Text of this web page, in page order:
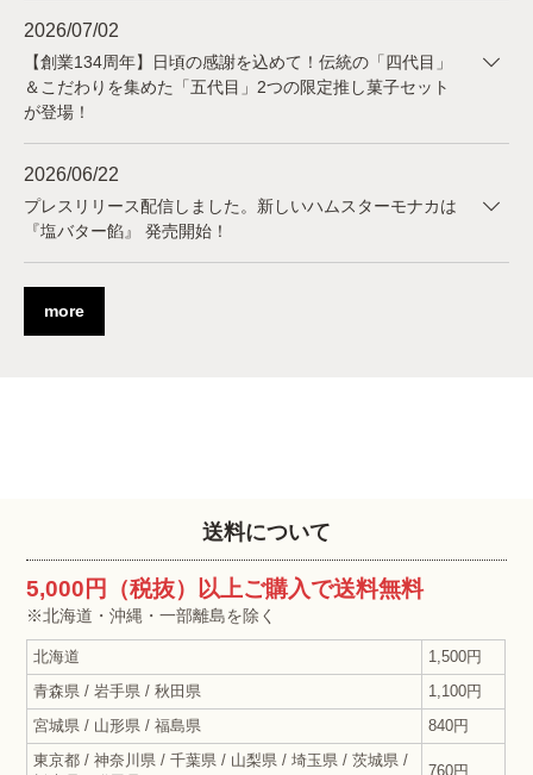
2026/07/02
【創業134周年】日頃の感謝を込めて！伝統の「四代目」
＆こだわりを集めた「五代目」2つの限定推し菓子セット
が登場！
2026/06/22
プレスリリース配信しました。新しいハムスターモナカは
『塩バター餡』 発売開始！
more
送料について
5,000円（税抜）以上ご購入で送料無料
※北海道・沖縄・一部離島を除く
北海道
1,500円
青森県 / 岩手県 / 秋田県
1,100円
宮城県 / 山形県 / 福島県
840円
東京都 / 神奈川県 / 千葉県 / 山梨県 / 埼玉県 / 茨城県 /
760円